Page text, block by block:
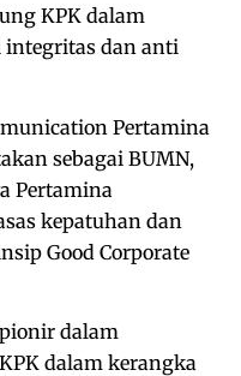
KPK dalam
dan anti
Pertamina
sebagai BUMN,
Pertamina
kepatuhan dan
Good Corporate
dalam
dalam kerangka